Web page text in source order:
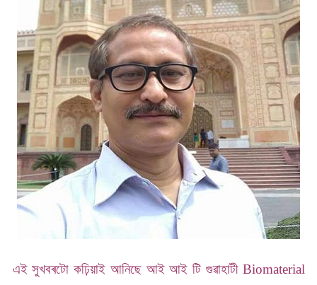
এই সুখবৰটো কঢ়িয়াই আনিছে আই আই টি গুৱাহাটী Biomaterial